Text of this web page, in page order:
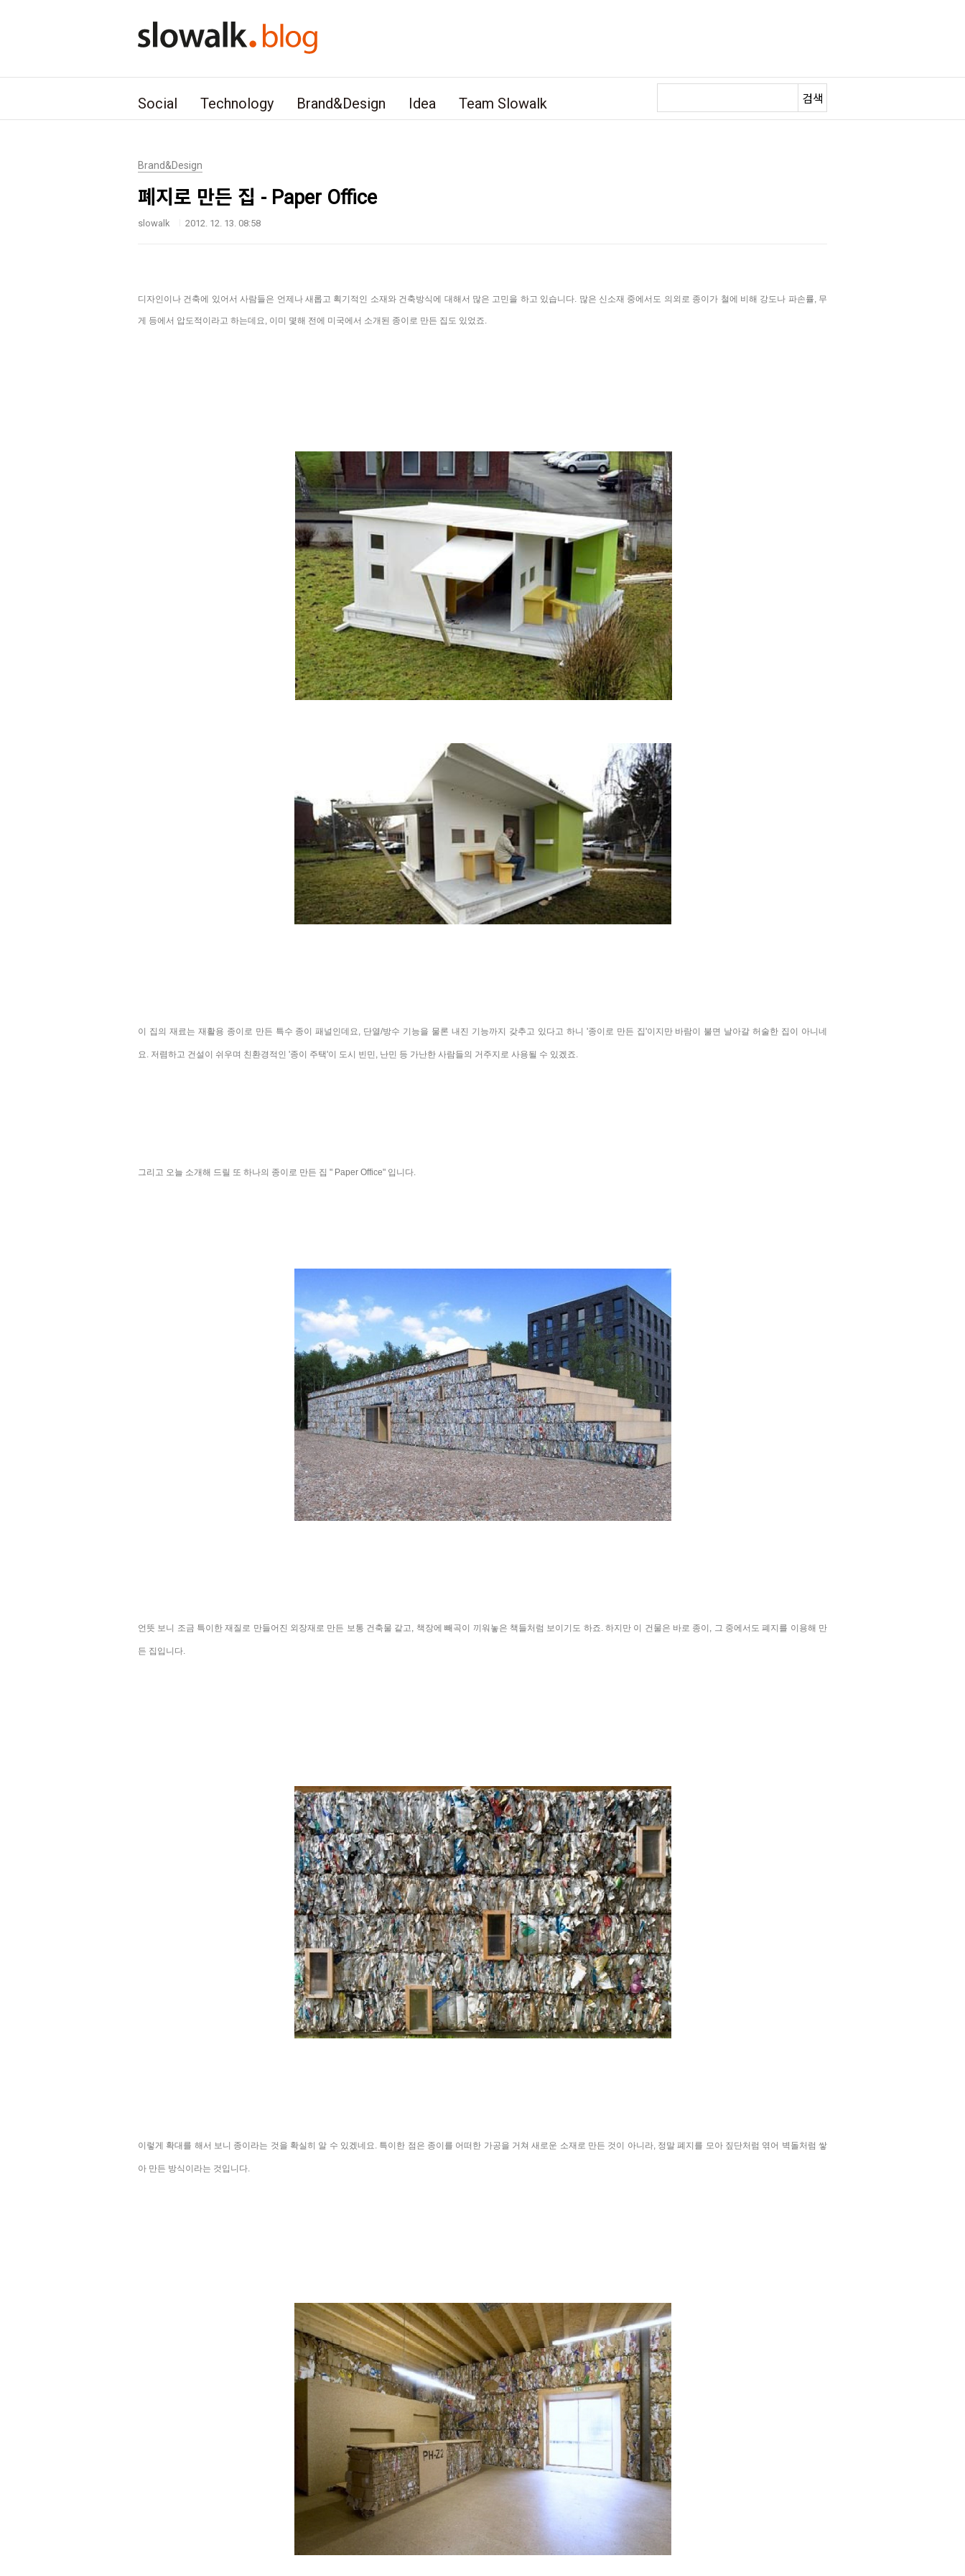
Social Technology Brand&Design Idea Team Slowalk 검색
Brand&Design
폐지로 만든 집 - Paper Office
slowalk 2012. 12. 13. 08:58
디자인이나 건축에 있어서 사람들은 언제나 새롭고 획기적인 소재와 건축방식에 대해서 많은 고민을 하고 있습니다. 많은 신 소재 중에서도 의외로 종이가 철에 비해 강도나 파손률, 무
게 등에서 압도적이라고 하는데요, 이미 몇해 전에 미국에서 소개된 종이로 만든 집도 있었죠.
이 집의 재료는 재활용 종이로 만든 특수 종이 패널인데요, 단열/방수 기능을 물론 내진 기능까지 갖추고 있다고 하니 '종이로 만든 집'이지만 바람이 불면 날아갈 허술한 집이 아니네
요. 저렴하고 건설이 쉬우며 친환경적인 '종이 주택'이 도시 빈민, 난민 등 가난한 사람들의 거주지로 사용될 수 있겠죠.
그리고 오늘 소개해 드릴 또 하나의 종이로 만든 집 " Paper Office" 입니다.
언뜻 보니 조금 특이한 재질로 만들어진 외장재로 만든 보통 건축물 같고, 책장에 빼곡이 끼워놓은 책들처럼 보이기도 하죠. 하지만 이 건물은 바로 종이, 그 중에서도 폐지를 이용해 만
든 집입니다.
이렇게 확대를 해서 보니 종이라는 것을 확실히 알 수 있겠네요. 특이한 점은 종이를 어떠한 가공을 거쳐 새로운 소재로 만든 것이 아니라, 정말 폐지를 모아 짚단처럼 엮어 벽돌처럼 쌓
아 만든 방식이라는 것입니다.